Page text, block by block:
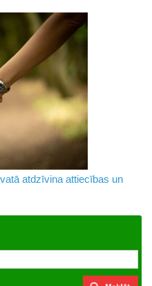
atdzīvina attiecības un